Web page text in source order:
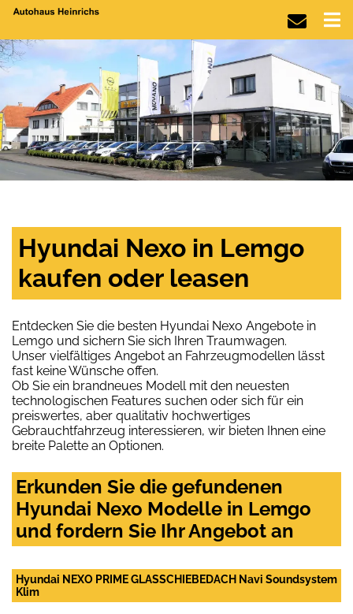
Hyundai Nexo in Lemgo
kaufen oder leasen
Entdecken Sie die besten Hyundai Nexo Angebote in
Lemgo und sichern Sie sich Ihren Traumwagen.
Unser vielfältiges Angebot an Fahrzeugmodellen lässt
fast keine Wünsche offen.
Ob Sie ein brandneues Modell mit den neuesten
technologischen Features suchen oder sich für ein
preiswertes, aber qualitativ hochwertiges
Gebrauchtfahrzeug interessieren, wir bieten Ihnen eine
breite Palette an Optionen.
Erkunden Sie die gefundenen
Hyundai Nexo Modelle in Lemgo
und fordern Sie Ihr Angebot an
Hyundai NEXO PRIME GLASSCHIEBEDACH Navi Soundsystem
Klim